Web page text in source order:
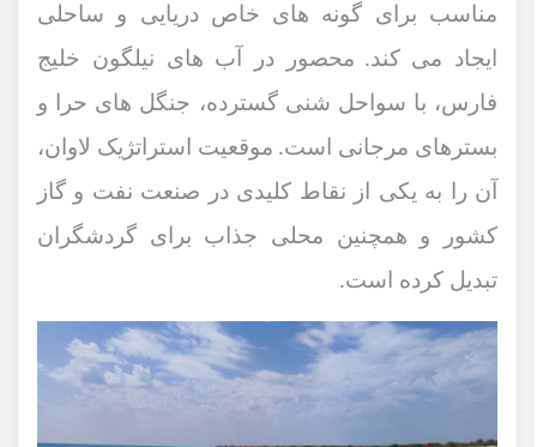
مناسب برای گونه ‌های خاص دریایی و ساحلی
ایجاد می کند. محصور در آب‌ های نیلگون خلیج
فارس، با سواحل شنی گسترده، جنگل ‌های حرا و
بسترهای مرجانی است. موقعیت استراتژیک لاوان،
آن را به یکی از نقاط کلیدی در صنعت نفت و گاز
کشور و همچنین محلی جذاب برای گردشگران
تبدیل کرده است.